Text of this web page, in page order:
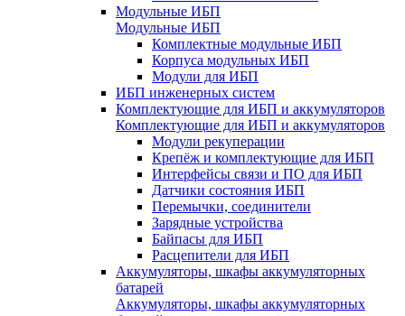
Модульные ИБП
Модульные ИБП
Комплектные модульные ИБП
Корпуса модульных ИБП
Модули для ИБП
ИБП инженерных систем
Комплектующие для ИБП и аккумуляторов
Комплектующие для ИБП и аккумуляторов
Модули рекуперации
Крепёж и комплектующие для ИБП
Интерфейсы связи и ПО для ИБП
Датчики состояния ИБП
Перемычки, соединители
Зарядные устройства
Байпасы для ИБП
Расцепители для ИБП
Аккумуляторы, шкафы аккумуляторных
батарей
Аккумуляторы, шкафы аккумуляторных